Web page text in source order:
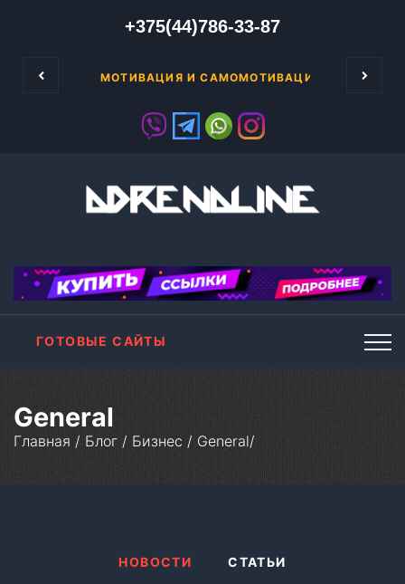
+375(44)786-33-87
вы создали собственный сайт на
МОТИВАЦИЯ И САМОМОТИВАЦИЯ А ТАКЖЕ
ГОТОВЫЕ САЙТЫ
General
Главная / Блог / Бизнес / General/
НОВОСТИ СТАТЬИ